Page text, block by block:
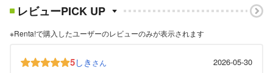
レビューPICK UP
※Renta!で購入したユーザーのレビューのみが表示されます
5しき さん
2026-05-30